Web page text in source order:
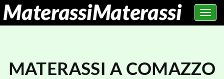
Toggle
MATERASSI A COMAZZO